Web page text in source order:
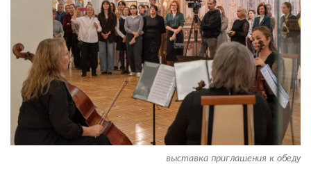
выставка приглашения к обеду